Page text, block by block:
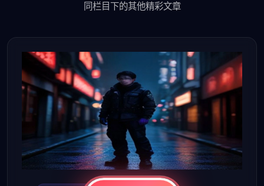
同栏目下的其他精彩文章